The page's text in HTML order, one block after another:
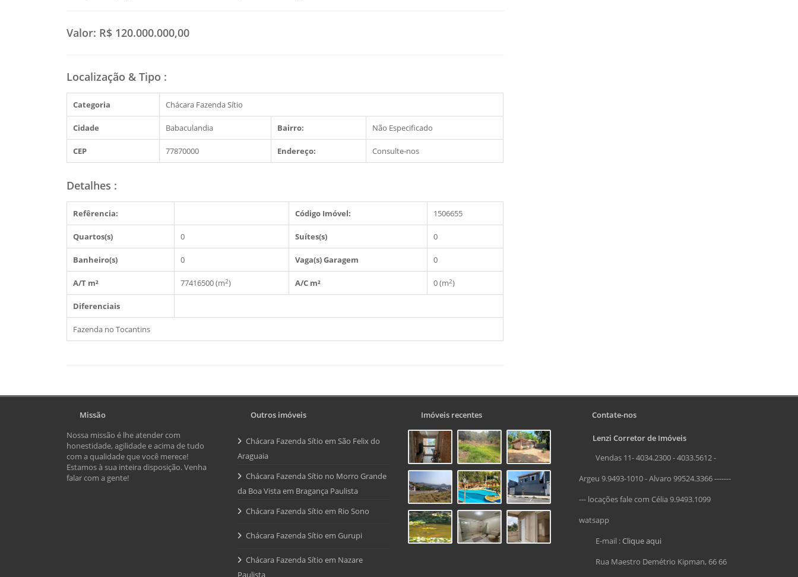
Valor: R$ 120.000.000,00
Localização & Tipo :
Categoria Chácara Fazenda Sítio
Cidade Babaculandia Bairro: Não Especificado
CEP 77870000 Endereço: Consulte-nos
Detalhes :
Refêrencia: Código Imóvel: 1506655
Quartos(s) 0 Suítes(s) 0
Banheiro(s) 0 Vaga(s) Garagem 0
A/T m² 77416500 (m2) A/C m² 0 (m2)
Diferenciais
Fazenda no Tocantins
Missão
Nossa missão é lhe atender com
honestidade, agilidade e acima de tudo
com a qualidade que você merece!
Estamos à sua inteira disposição. Venha
falar com a gente!
Outros imóveis
Chácara Fazenda Sítio em São Felix do
Araguaia
Chácara Fazenda Sítio no Morro Grande
da Boa Vista em Bragança Paulista
Chácara Fazenda Sítio em Rio Sono
Chácara Fazenda Sítio em Gurupi
Chácara Fazenda Sítio em Nazare
Imóveis recentes Contate-nos
Lenzi Corretor de Imóveis
Vendas 11- 4034.2300 - 4033.5612 -
Argeu 9.9493-1010 - Alvaro 99524.3366 -------
--- locações fale com Célia 9.9493.1099
watsapp
E-mail :Clique aqui
Rua Maestro Demétrio Kipman, 66 66